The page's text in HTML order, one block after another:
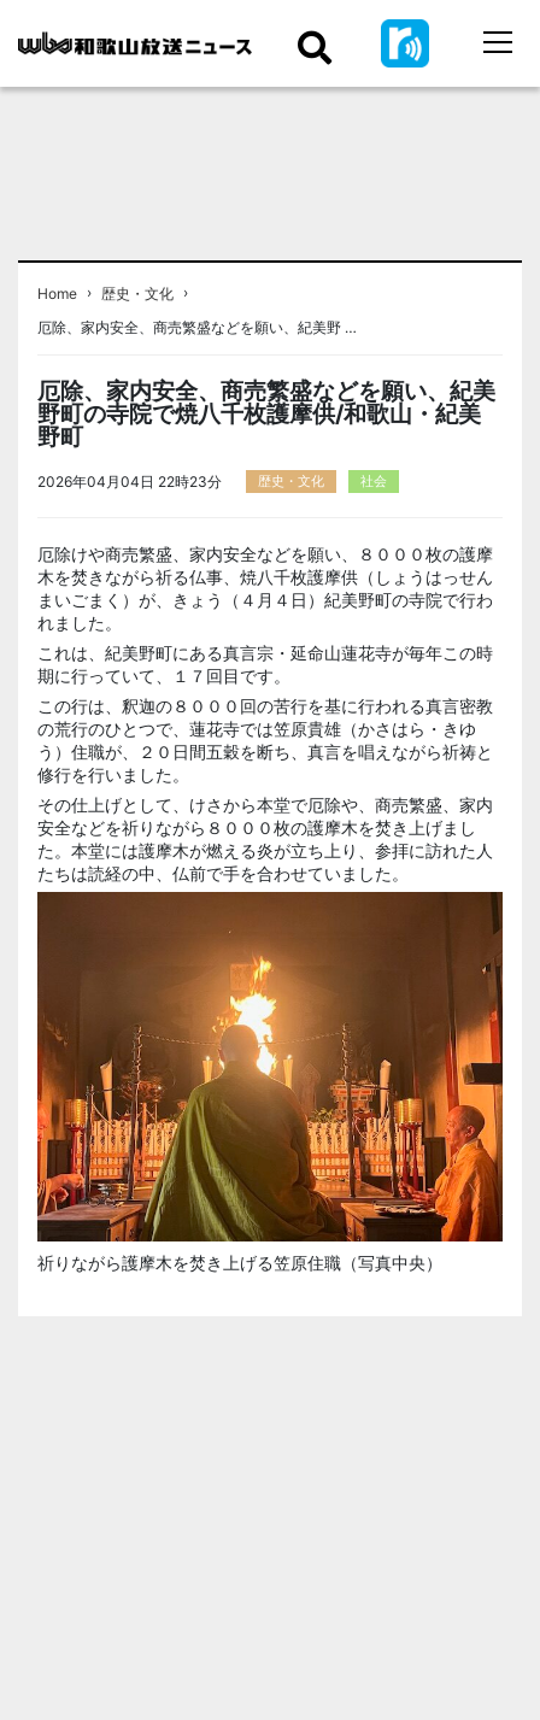
Home › 歴史・文化 ›
厄除、家内安全、商売繁盛などを願い、紀美野 …
厄除、家内安全、商売繁盛などを願い、紀美
野町の寺院で焼八千枚護摩供/和歌山・紀美
野町
2026年04月04日 22時23分 歴史・文化 社会
厄除けや商売繁盛、家内安全などを願い、８０００枚の護摩
木を焚きながら祈る仏事、焼八千枚護摩供（しょうはっせん
まいごまく）が、きょう（４月４日）紀美野町の寺院で行わ
れました。
これは、紀美野町にある真言宗・延命山蓮花寺が毎年この時
期に行っていて、１７回目です。
この行は、釈迦の８０００回の苦行を基に行われる真言密教
の荒行のひとつで、蓮花寺では笠原貴雄（かさはら・きゆ
う）住職が、２０日間五穀を断ち、真言を唱えながら祈祷と
修行を行いました。
その仕上げとして、けさから本堂で厄除や、商売繁盛、家内
安全などを祈りながら８０００枚の護摩木を焚き上げまし
た。本堂には護摩木が燃える炎が立ち上り、参拝に訪れた人
たちは読経の中、仏前で手を合わせていました。
祈りながら護摩木を焚き上げる笠原住職（写真中央）